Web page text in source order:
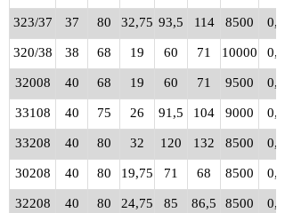
323/37 37 80 32,75 93,5 114 8500 0,85
320/38 38 68 19 60 71 10000 0,28
32008 40 68 19 60 71 9500 0,27
33108 40 75 26 91,5 104 9000 0,51
33208 40 80 32 120 132 8500 0,77
30208 40 80 19,75 71 68 8500 0,42
32208 40 80 24,75 85 86,5 8500 0,53